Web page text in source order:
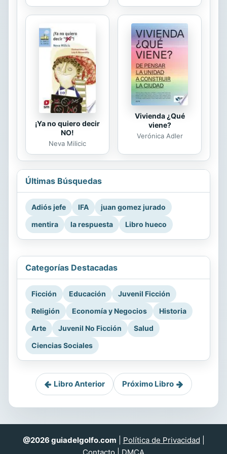
¡Ya no quiero decir
NO!
Neva Milicic
Vivienda ¿Qué
viene?
Verónica Adler
Últimas Búsquedas
Adiós jefe IFA
juan gomez jurado
mentira
la respuesta Libro hueco
Categorías Destacadas
Ficción Educación
Juvenil Ficción
Religión
Economía y Negocios
Historia
Arte
Juvenil No Ficción
Salud
Ciencias Sociales
Libro Anterior Próximo Libro
@2026 guiadelgolfo.com Política de Privacidad